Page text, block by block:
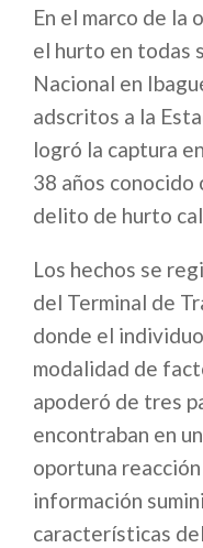
En el marco de la
el hurto en todas
Nacional en
adscritos a la
logró la captura
38 años conocido
delito de hurto
Los hechos se
del Terminal de
donde el
modalidad de
apoderó de tres
encontraban en
oportuna
información
características